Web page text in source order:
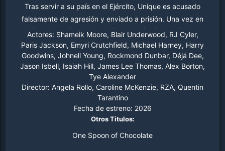
Tras servir a su país en el Ejército, Unique es acusado
falsamente de agresión y enviado a prisión. Una vez en
libertad, se instala en Ohio para reiniciar su vida y
retomar el contacto con su único pariente vivo, Ramsey.
Sin embargo, algo insidioso ocurre en este pueblo: su
sheriff racista y su grupo de acólitos —igualmente
intolerantes— tienen una inclinación por la violencia y
comparten un secreto macabro relacionado con una
reciente serie de desapariciones de hombres jóvenes
negros.
Actores: Shameik Moore, Blair Underwood, RJ Cyler,
Paris Jackson, Emyri Crutchfield, Michael Harney, Harry
Goodwins, Johnell Young, Rockmond Dunbar, Déjá Dee,
Jason Isbell, Isaiah Hill, James Lee Thomas, Alex Borton,
Tye Alexander
Director: Angela Rollo, Caroline McKenzie, RZA, Quentin
Tarantino
Fecha de estreno: 2026
Otros Titulos:
One Spoon of Chocolate